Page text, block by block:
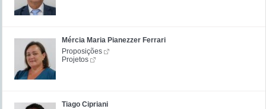
Mércia Maria Pianezzer Ferrari
Proposições
Projetos
Tiago Cipriani